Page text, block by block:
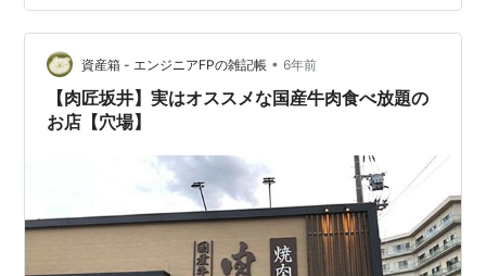
運営している企業です。 shousanshouuoは、焼肉坂井ホ
ールディングスの末席株主です。 今回は「焼肉坂井ホー
ル… 資産箱 - エンジニアFPの雑記帳 • 6年前
【肉匠坂井】実はオススメな国産牛肉食べ放題の
お店【穴場】